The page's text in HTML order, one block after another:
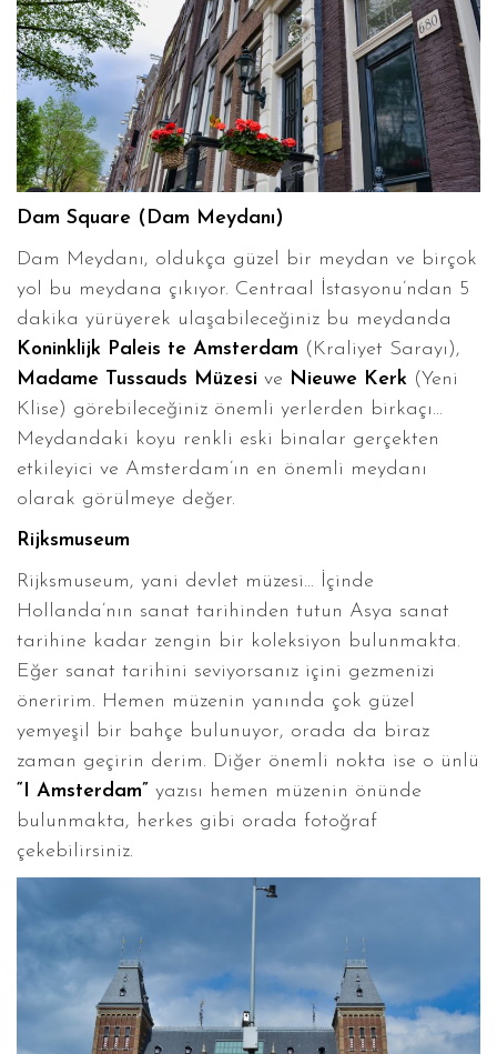
Dam Square (Dam Meydanı)
Dam Meydanı, oldukça güzel bir meydan ve birçok
yol bu meydana çıkıyor. Centraal İstasyonu’ndan 5
dakika yürüyerek ulaşabileceğiniz bu meydanda
Koninklijk Paleis te Amsterdam (Kraliyet Sarayı),
Madame Tussauds Müzesi ve Nieuwe Kerk (Yeni
Klise) görebileceğiniz önemli yerlerden birkaçı…
Meydandaki koyu renkli eski binalar gerçekten
etkileyici ve Amsterdam’ın en önemli meydanı
olarak görülmeye değer.
Rijksmuseum
Rijksmuseum, yani devlet müzesi… İçinde
Hollanda’nın sanat tarihinden tutun Asya sanat
tarihine kadar zengin bir koleksiyon bulunmakta.
Eğer sanat tarihini seviyorsanız içini gezmenizi
öneririm. Hemen müzenin yanında çok güzel
yemyeşil bir bahçe bulunuyor, orada da biraz
zaman geçirin derim. Diğer önemli nokta ise o ünlü
“I Amsterdam” yazısı hemen müzenin önünde
bulunmakta, herkes gibi orada fotoğraf
çekebilirsiniz.